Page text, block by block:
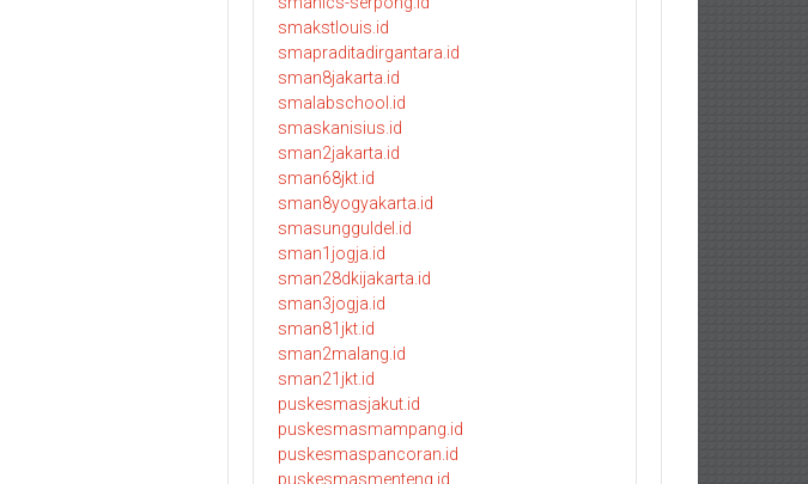
smakstlouis.id
smapraditadirgantara.id
sman8jakarta.id
smalabschool.id
smaskanisius.id
sman2jakarta.id
sman68jkt.id
sman8yogyakarta.id
smasungguldel.id
sman1jogja.id
sman28dkijakarta.id
sman3jogja.id
sman81jkt.id
sman2malang.id
sman21jkt.id
puskesmasjakut.id
puskesmasmampang.id
puskesmaspancoran.id
puskesmasmenteng.id